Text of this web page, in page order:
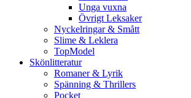
Unga vuxna
Övrigt Leksaker
Nyckelringar & Smått
Slime & Leklera
TopModel
Skönlitteratur
Romaner & Lyrik
Spänning & Thrillers
Pocket